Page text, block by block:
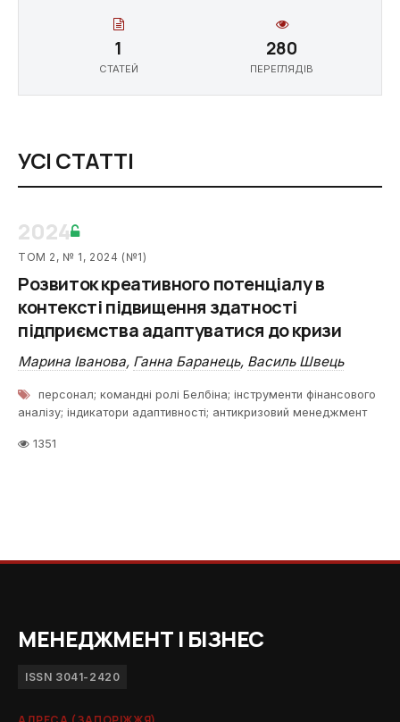
1
СТАТЕЙ
280
ПЕРЕГЛЯДІВ
УСІ СТАТТІ
2024
ТОМ 2, № 1, 2024 (№1)
Розвиток креативного потенціалу в
контексті підвищення здатності
підприємства адаптуватися до кризи
Марина Іванова, Ганна Баранець, Василь Швець
персонал; командні ролі Белбіна; інструменти фінансового
аналізу; індикатори адаптивності; антикризовий менеджмент
1351
МЕНЕДЖМЕНТ І БІЗНЕС
ISSN 3041-2420